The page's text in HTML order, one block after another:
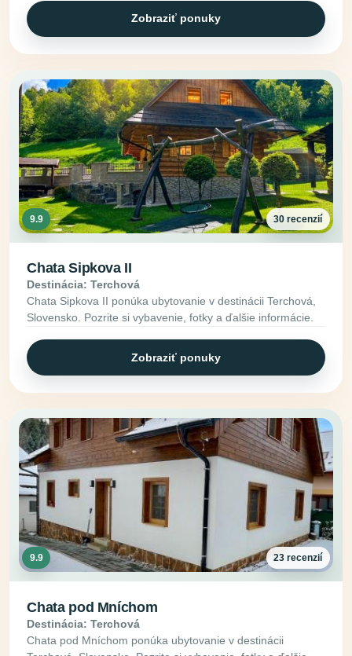
Zobraziť ponuky
9.9 30 recenzií
Chata Sipkova II
Destinácia: Terchová
Chata Sipkova II ponúka ubytovanie v destinácii Terchová,
Slovensko. Pozrite si vybavenie, fotky a ďalšie informácie.
Zobraziť ponuky
9.9 23 recenzií
Chata pod Mníchom
Destinácia: Terchová
Chata pod Mníchom ponúka ubytovanie v destinácii